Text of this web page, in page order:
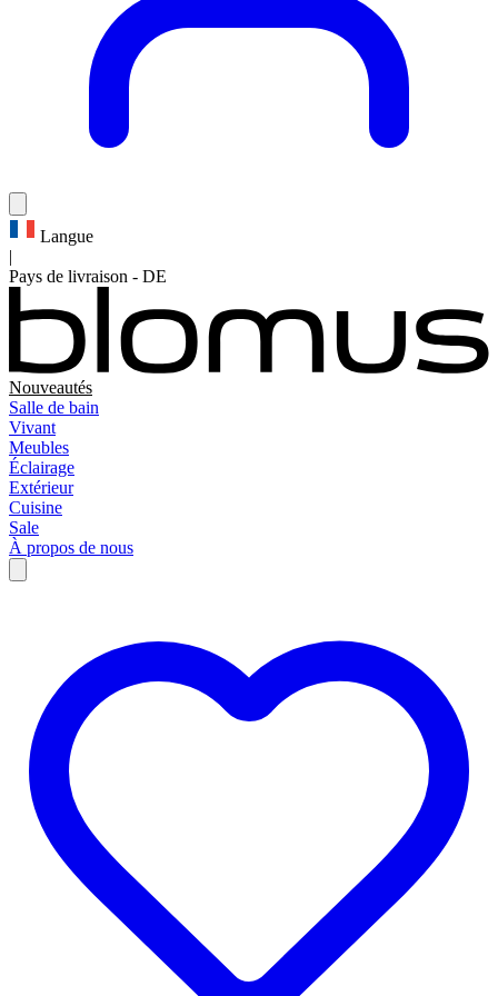
Langue
|
Pays de livraison - DE
Nouveautés
Salle de bain
Vivant
Meubles
Éclairage
Extérieur
Cuisine
Sale
À propos de nous